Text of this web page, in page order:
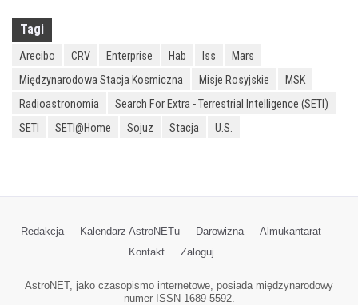
Tagi
Arecibo CRV Enterprise Hab Iss
Mars
Międzynarodowa Stacja Kosmiczna
Misje Rosyjskie
MSK
Radioastronomia
Search For Extra - Terrestrial Intelligence (SETI)
SETI
SETI@home Sojuz Stacja U.S.
Redakcja Kalendarz AstroNETu Darowizna
Almukantarat
Kontakt
Zaloguj
AstroNET, jako czasopismo internetowe, posiada międzynarodowy
numer ISSN 1689-5592.